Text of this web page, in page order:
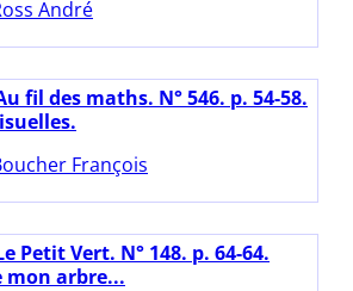
André
fil des maths. N° 546. p. 54-58.
François
Petit Vert. N° 148. p. 64-64.
mon arbre...